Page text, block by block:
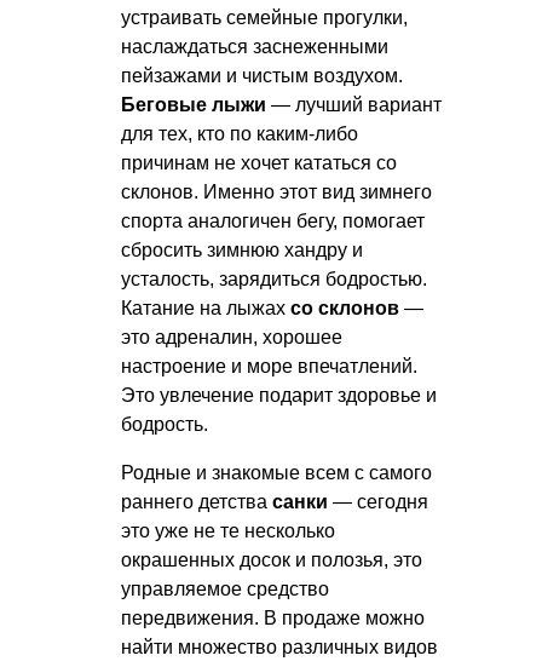
устраивать семейные прогулки,
наслаждаться заснеженными
пейзажами и чистым воздухом.
Беговые лыжи — лучший вариант
для тех, кто по каким-либо
причинам не хочет кататься со
склонов. Именно этот вид зимнего
спорта аналогичен бегу, помогает
сбросить зимнюю хандру и
усталость, зарядиться бодростью.
Катание на лыжах со склонов —
это адреналин, хорошее
настроение и море впечатлений.
Это увлечение подарит здоровье и
бодрость.
Родные и знакомые всем с самого
раннего детства санки — сегодня
это уже не те несколько
окрашенных досок и полозья, это
управляемое средство
передвижения. В продаже можно
найти множество различных видов